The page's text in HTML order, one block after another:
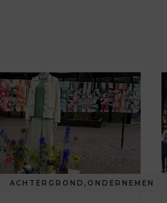
ACHTERGROND , ONDERNEMEN